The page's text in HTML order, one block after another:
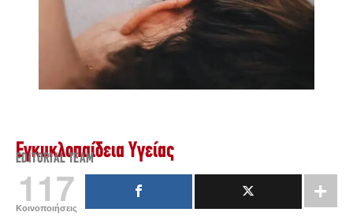
Εγκυκλοπαίδεια Υγείας
EDITORIAL TEAM
117
Κοινοποιήσεις